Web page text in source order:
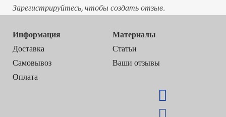
Зарегистрируйтесь, чтобы создать отзыв.
Информация
Доставка
Самовывоз
Оплата
Материалы
Статьи
Ваши отзывы